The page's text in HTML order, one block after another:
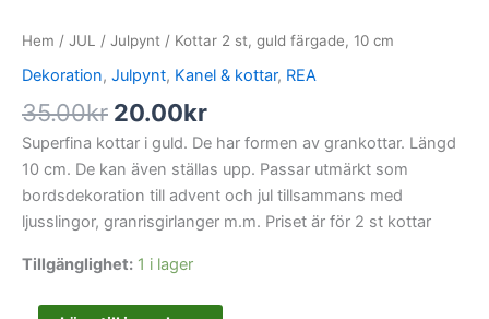
Hem / JUL / Julpynt / Kottar 2 st, guld färgade, 10 cm
Dekoration, Julpynt, Kanel & kottar, REA
35.00kr 20.00kr
Superfina kottar i guld. De har formen av grankottar. Längd
10 cm. De kan även ställas upp. Passar utmärkt som
bordsdekoration till advent och jul tillsammans med
ljusslingor, granrisgirlanger m.m. Priset är för 2 st kottar
Tillgänglighet: 1 i lager